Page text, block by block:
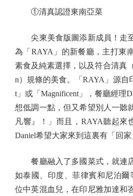
①清真認證東南亞菜
尖東美食版圖添新成員！走
為「RAYA」的新餐廳，主打東
素食及純素選擇，以及符合清真
n）規條的美食。「RAYA」源自
t」或「Magnificent」，餐廳經理
想低調一點，但又希望別人一聽
凡響』！」而且，RAYA聽起來
Daniel希望大家來到這裏有「回家
餐廳融入了多國菜式，就連店
如泰國、印度、菲律賓和尼泊爾
位中英混血兒，在印尼雅加達和